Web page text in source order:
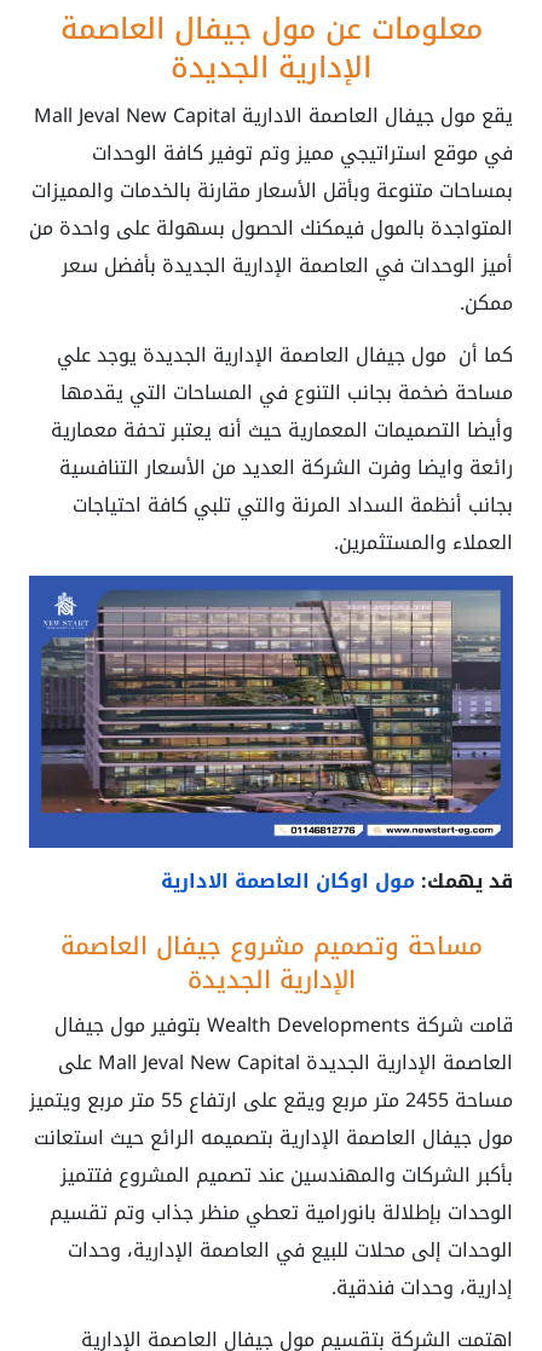
معلومات عن مول جيفال العاصمة
الإدارية الجديدة
يقع مول جيفال العاصمة الادارية Mall Jeval New Capital
في موقع استراتيجي مميز وتم توفير كافة الوحدات
بمساحات متنوعة وبأقل الأسعار مقارنة بالخدمات والمميزات
المتواجدة بالمول فيمكنك الحصول بسهولة على واحدة من
أميز الوحدات في العاصمة الإدارية الجديدة بأفضل سعر
ممكن.
كما أن مول جيفال العاصمة الإدارية الجديدةيوجد علي
مساحة ضخمة بجانب التنوع في المساحات التي يقدمها
وأيضا التصميمات المعمارية حيث أنه يعتبر تحفة معمارية
رائعة وايضا وفرت الشركة العديد من الأسعار التنافسية
بجانب أنظمة السداد المرنة والتي تلبي كافة احتياجات
العملاء والمستثمرين.
قد يهمك:مول اوكان العاصمة الادارية
مساحة وتصميم مشروع جيفال العاصمة
الإدارية الجديدة
قامت شركة Wealth Developments بتوفير
مول جيفال
العاصمة الإدارية الجديدة Mall Jeval New Capital
على
مساحة 2455 متر مربع ويقع على ارتفاع 55 متر مربع ويتميز
مول جيفال العاصمة الإدارية بتصميمه الرائع حيث استعانت
بأكبر الشركات والمهندسين عند تصميم المشروع فتتميز
الوحدات بإطلالة بانورامية تعطي منظر جذاب وتم تقسيم
الوحدات إلى محلات للبيع في العاصمة الإدارية، وحدات
إدارية، وحدات فندقية.
اهتمت الشركة بتقسيم مول جيفال العاصمة الإدارية